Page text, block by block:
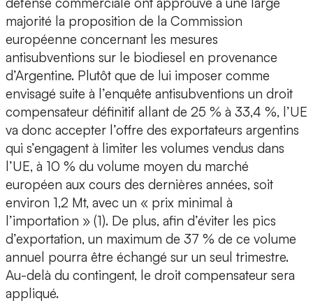
majorité la proposition de la Commission
européenne concernant les mesures
antisubventions sur le biodiesel en provenance
d’Argentine. Plutôt que de lui imposer comme
envisagé suite à l’enquête antisubventions un droit
compensateur définitif allant de 25 % à 33,4 %, l’UE
va donc accepter l’offre des exportateurs argentins
qui s’engagent à limiter les volumes vendus dans
l’UE, à 10 % du volume moyen du marché
européen aux cours des dernières années, soit
environ 1,2 Mt, avec un « prix minimal à
l’importation » (1). De plus, afin d’éviter les pics
d’exportation, un maximum de 37 % de ce volume
annuel pourra être échangé sur un seul trimestre.
Au-delà du contingent, le droit compensateur sera
appliqué.